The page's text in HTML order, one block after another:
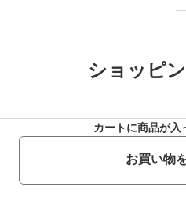
ショッピ
カートに商品が入
お買い物